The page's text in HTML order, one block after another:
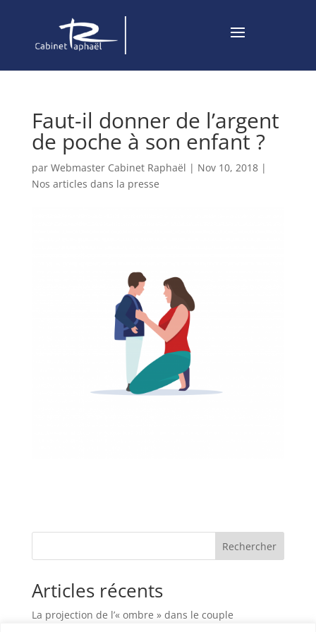
Faut-il donner de l’argent
de poche à son enfant ?
par Webmaster Cabinet Raphaël | Nov 10, 2018|
Nos articles dans la presse
Rechercher
Articles récents
La projection de l’« ombre » dans le couple